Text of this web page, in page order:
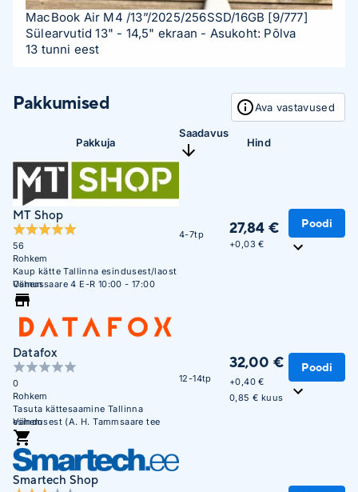
MacBook Air M4 /13”/2025/256SSD/16GB [9/777]
Sülearvutid 13" - 14,5" ekraan - Asukoht: Põlva
13 tunni eest
Pakkumised Ava vastavused
Pakkuja
Saadavus
Hind
MT Shop
56
Rohkem
Kaup kätte Tallinna esindusest/laost
Osmussaare 4 E-R 10:00 - 17:00
Vähem
4-7tp 27,84 €
+0,03 €
Poodi
Datafox
0
Rohkem
Tasuta kättesaamine Tallinna
esindusest (A. H. Tammsaare tee
47). E-R 09:00 - 17:00
Vähem
12-14tp
32,00 €
+0,40 €
0,85 € kuus
Poodi
Smartech Shop